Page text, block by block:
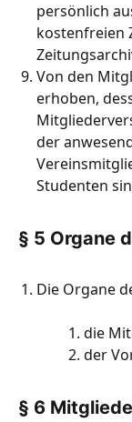
persönlich
kostenfreien
Von den
erhoben,
der
Studenten
§ 5 Organe
Die Organe
die
der
§ 6